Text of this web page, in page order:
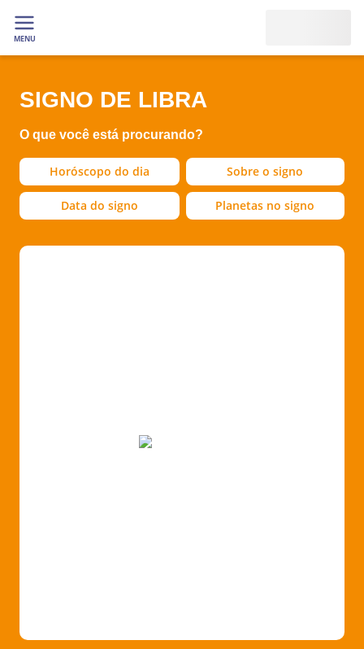
MENU
SIGNO DE LIBRA
O que você está procurando?
Horóscopo do dia Sobre o signo
Data do signo Planetas no signo